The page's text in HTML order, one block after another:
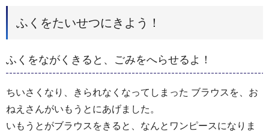
ふくをたいせつにきよう！
ふくをながくきると、ごみをへらせるよ！
ちいさくなり、きられなくなってしまった ブラウスを、お
ねえさんがいもうとにあげました。
いもうとがブラウスをきると、なんとワンピースになりま